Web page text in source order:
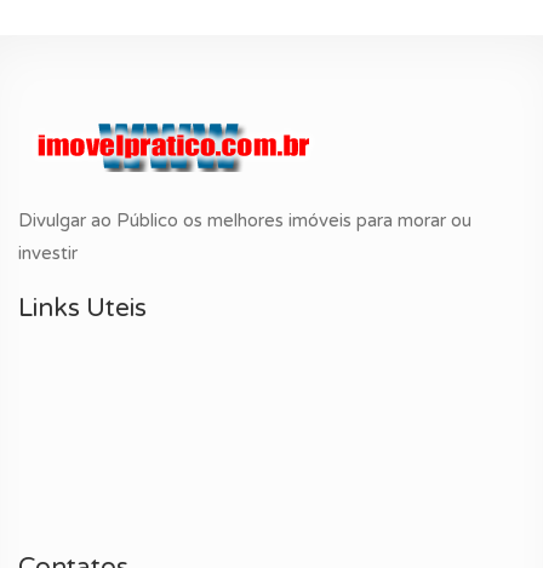
Divulgar ao Público os melhores imóveis para morar ou
investir
Links Uteis